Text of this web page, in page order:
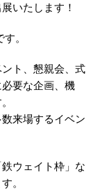
いたします！
。
ント、懇親会、式
要な企画、機
来場するイベン
ウェイト枠」な
。